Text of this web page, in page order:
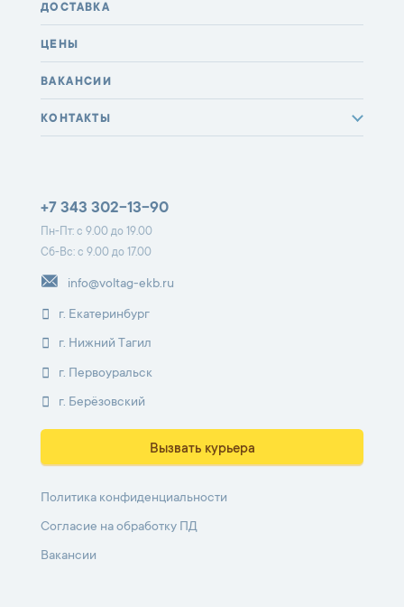
ДОСТАВКА
ЦЕНЫ
ВАКАНСИИ
КОНТАКТЫ
+7 343 302-13-90
Пн-Пт: с 9.00 до 19.00
Сб-Вс: с 9.00 до 17.00
info@voltag-ekb.ru
г. Екатеринбург
г. Нижний Тагил
г. Первоуральск
г. Берёзовский
Вызвать курьера
Политика конфиденциальности
Согласие на обработку ПД
Вакансии